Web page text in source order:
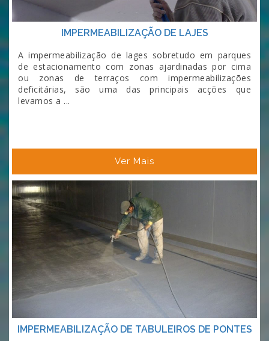
IMPERMEABILIZAÇÃO DE LAJES
A impermeabilização de lages sobretudo em parques
de estacionamento com zonas ajardinadas por cima
ou zonas de terraços com impermeabilizações
deficitárias, são uma das principais acções que
levamos a ...
Ver Mais
IMPERMEABILIZAÇÃO DE TABULEIROS DE PONTES